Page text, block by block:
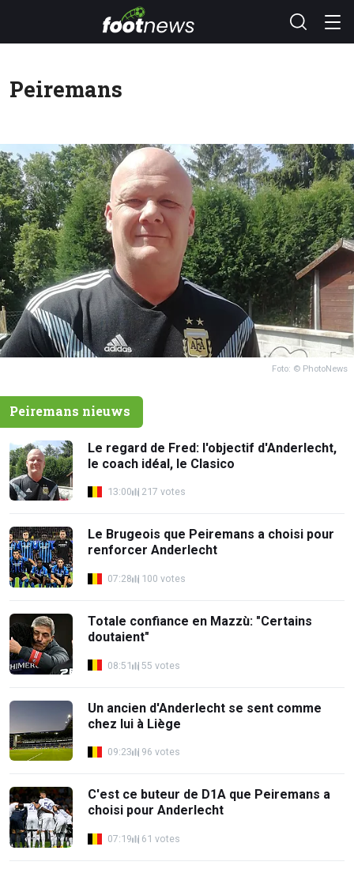
Peiremans
Foto: © PhotoNews
Peiremans nieuws
Le regard de Fred: l'objectif d'Anderlecht,
le coach idéal, le Clasico
13:00 217 votes
Le Brugeois que Peiremans a choisi pour
renforcer Anderlecht
07:28 100 votes
Totale confiance en Mazzù: "Certains
doutaient"
08:51 55 votes
Un ancien d'Anderlecht se sent comme
chez lui à Liège
09:23 96 votes
C'est ce buteur de D1A que Peiremans a
choisi pour Anderlecht
07:19 61 votes